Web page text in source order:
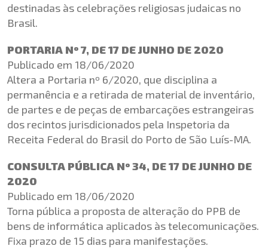
destinadas às celebrações religiosas judaicas no
Brasil.
PORTARIA Nº 7, DE 17 DE JUNHO DE 2020
Publicado em 18/06/2020
Altera a Portaria nº 6/2020, que disciplina a
permanência e a retirada de material de inventário,
de partes e de peças de embarcações estrangeiras
dos recintos jurisdicionados pela Inspetoria da
Receita Federal do Brasil do Porto de São Luís-MA.
CONSULTA PÚBLICA Nº 34, DE 17 DE JUNHO DE
2020
Publicado em 18/06/2020
Torna pública a proposta de alteração do PPB de
bens de informática aplicados às telecomunicações.
Fixa prazo de 15 dias para manifestações.